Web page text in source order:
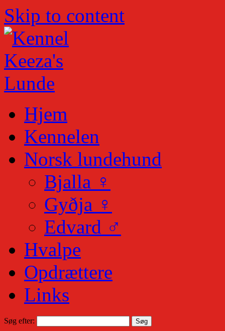
Skip to content
Hjem
Kennelen
Norsk lundehund
Bjalla ♀
Gyðja ♀
Edvard ♂
Hvalpe
Opdrættere
Links
Søg efter: